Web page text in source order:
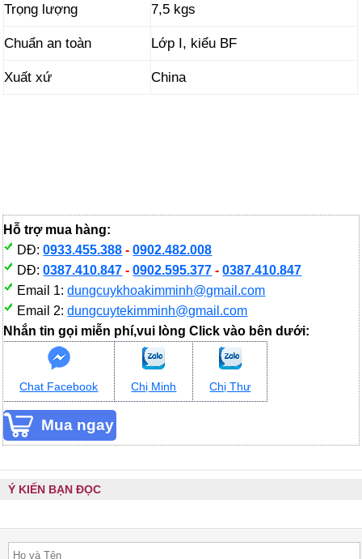
Trọng lượng 7,5 kgs
Chuẩn an toàn Lớp I, kiểu BF
Xuất xứ China
Hỗ trợ mua hàng:
DĐ:0933.455.388 -0902.482.008
DĐ:0387.410.847 -0902.595.377 -0387.410.847
Email 1:dungcuykhoakimminh@gmail.com
Email 2:dungcuytekimminh@gmail.com
Nhắn tin gọi miễn phí,vui lòng Click vào bên dưới:
Chat Facebook Chị Minh Chị Thư
Ý KIẾN BẠN ĐỌC